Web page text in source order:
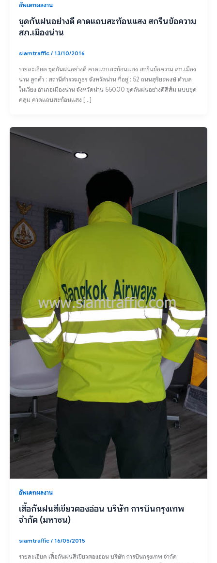
อัพเดทผลงาน
ชุดกันฝนอย่างดี คาดแถบสะท้อนแสง สกรีนข้อความ
สภ.เมืองน่าน
siamtraffic/ 13/10/2016
รายละเอียด ชุดกันฝนอย่างดี คาดแถบสะท้อนแสง สกรีนข้อความ สภ.เมือง
น่าน ลูกค้า : สถานีตำรวจภูธร จังหวัดน่าน ที่อยู่ : 52 ถนนสุริยะพงษ์ ตำบล
ในเวียง อำเภอเมืองน่าน จังหวัดน่าน 55000 ชุดกันฝนอย่างดีสีส้ม แบบชุด
คลุม คาดแถบสะท้อนแสง […]
อัพเดทผลงาน
เสื้อกันฝนสีเขียวตองอ่อน บริษัท การบินกรุงเทพ
จำกัด (มหาชน)
siamtraffic/ 16/05/2015
รายละเอียด เสื้อกันฝนสีเขียวตองอ่อน บริษัท การบินกรุงเทพ จำกัด